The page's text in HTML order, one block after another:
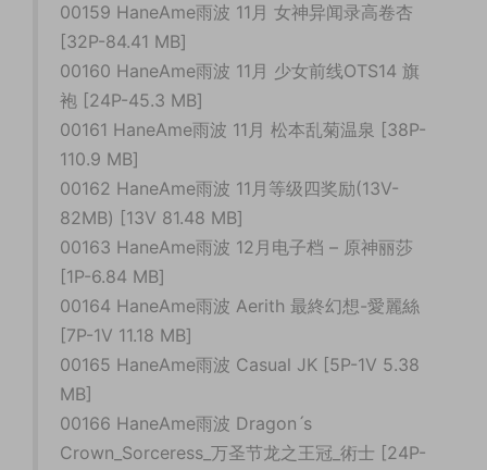
00159 HaneAme雨波 11月 女神异闻录高卷杏
[32P-84.41 MB]
00160 HaneAme雨波 11月 少女前线OTS14 旗
袍 [24P-45.3 MB]
00161 HaneAme雨波 11月 松本乱菊温泉 [38P-
110.9 MB]
00162 HaneAme雨波 11月等级四奖励(13V-
82MB) [13V 81.48 MB]
00163 HaneAme雨波 12月电子档 – 原神丽莎
[1P-6.84 MB]
00164 HaneAme雨波 Aerith 最終幻想-愛麗絲
[7P-1V 11.18 MB]
00165 HaneAme雨波 Casual JK [5P-1V 5.38
MB]
00166 HaneAme雨波 Dragonˊs
Crown_Sorceress_万圣节龙之王冠_術士 [24P-